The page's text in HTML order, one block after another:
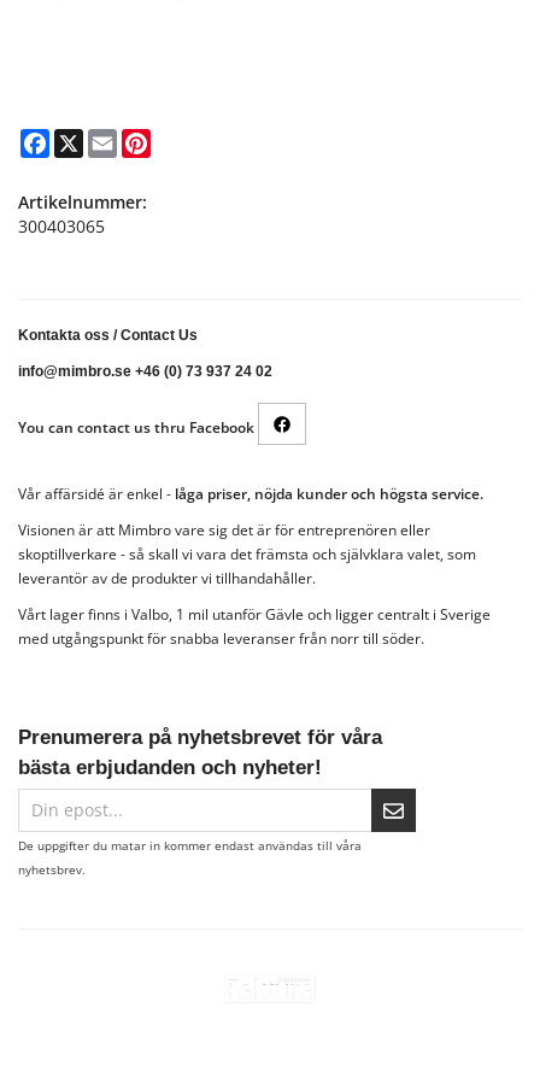
Facebook
X Email
Artikelnummer:
300403065
Kontakta oss /Contact Us
info@mimbro.se +46 (0) 73 937 24 02
You can contact us thru Facebook
Vår affärsidé är enkel - låga priser, nöjda kunder och högsta service.
Visionen är att Mimbro vare sig det är för entreprenören eller
skoptillverkare - så skall vi vara det främsta och självklara valet, som
leverantör av de produkter vi tillhandahåller.
Vårt lager finns i Valbo, 1 mil utanför Gävle och ligger centralt i Sverige
med utgångspunkt för snabba leveranser från norr till söder.
Prenumerera på nyhetsbrevet för våra
bästa erbjudanden och nyheter!
De uppgifter du matar in kommer endast användas till våra
nyhetsbrev.